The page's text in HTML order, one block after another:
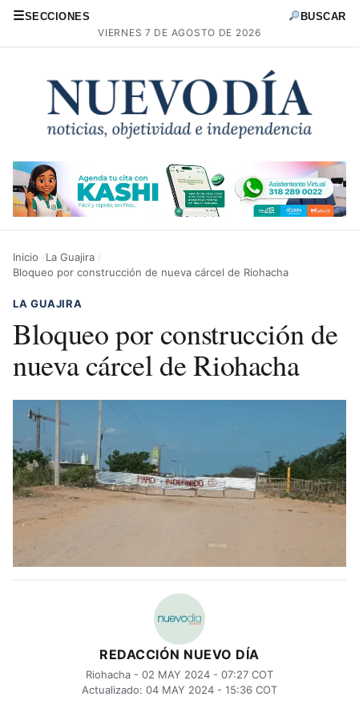
☰SECCIONES
VIERNES 7 DE AGOSTO DE 2026
BUSCAR
Inicio
La Guajira
Bloqueo por construcción de nueva cárcel de Riohacha
LA GUAJIRA
Bloqueo por construcción de
nueva cárcel de Riohacha
REDACCIÓN NUEVO DÍA
Riohacha - 02 MAY 2024 - 07:27 COT
Actualizado: 04 MAY 2024 - 15:36 COT